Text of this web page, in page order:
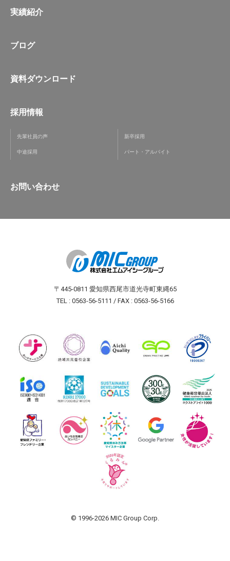
実績紹介
ブログ
資料ダウンロード
採用情報
先輩社員の声 新卒採用
中途採用 パート・アルバイト
お問い合わせ
〒445-0811 愛知県西尾市道光寺町東縄65
TEL : 0563-56-5111 / FAX : 0563-56-5166
© 1996-2026 MIC Group Corp.